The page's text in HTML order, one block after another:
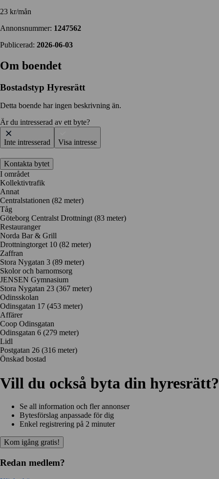
23 kr/mån
Annonsnummer: 1247562
Publicerad: 2026-06-03
Om boendet
Bostadstyp Hyresrätt
Detta boende har ingen beskrivning än.
Är du intresserad av ett byte?
Inte intresserad Visa intresse
Kontakta bytet
I området
Kollektivtrafik
Annat
Centralstationen (82 meter)
Tåg
Göteborg Centralst Drottningt (83 meter)
Restauranger
Norda Bar & Grill
Drottningtorget 10 (82 meter)
Zaffran
Stora Nygatan 3 (89 meter)
Skolor och barnomsorg
JENSEN Gymnasium
Stora Nygatan 23 (367 meter)
Odinsskolan
Odinsgatan 17 (453 meter)
Affärer
Coop Odinsgatan
Odinsgatan 6 (279 meter)
Lidl
Postgatan 26 (316 meter)
Önskad bostad
Vill du också byta din hyresrätt?
Se all information och fler annonser
Bytesförslag anpassade för dig
Enkel registrering på 2 minuter
Kom igång gratis!
Redan medlem?